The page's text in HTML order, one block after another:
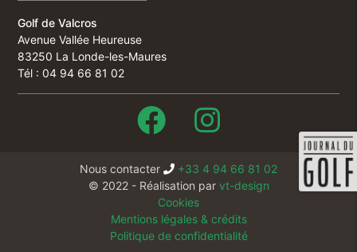
Golf de Valcros
Avenue Vallée Heureuse
83250 La Londe-les-Maures
Tél : 04 94 66 81 02
Nous contacter
+33 4 94 66 81 02
© 2022 - Réalisation par vt-design
Cookies
Mentions légales & crédits
Politique de confidentialité